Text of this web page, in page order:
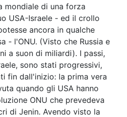
mondiale di una forza
USA-Israele - ed il crollo
ancora in qualche
- l'ONU. (Visto che Russia e
a suon di miliardi). I passi,
sono stati progressivi,
fin dall'inizio: la prima vera
quando gli USA hanno
ONU che prevedeva
di Jenin. Avendo visto la